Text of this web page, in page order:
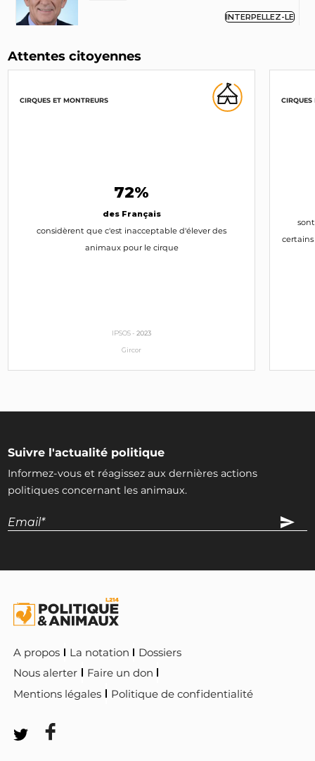
INTERPELLEZ-LE
Claire O'Petit
INTERPELLEZ-LA
David Belliard
Conseil de Paris
EELV
Michel Castellani
Député (2B)
Cédric Villani
Bastien Lachaud
Attentes citoyennes
CIRQUES ET MONTREURS
72%
des Français
considèrent que c'est inacceptable d'élever des
animaux pour le cirque
IPSOS -2023
Gircor
CIRQUES
Suivre l'actualité politique
Informez-vous et réagissez aux dernières actions
politiques concernant les animaux.
A propos La notation
Dossiers
Nous alerter
Faire un don
Mentions légales
Politique de confidentialité